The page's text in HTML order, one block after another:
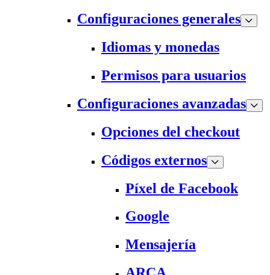
Configuraciones generales
Idiomas y monedas
Permisos para usuarios
Configuraciones avanzadas
Opciones del checkout
Códigos externos
Píxel de Facebook
Google
Mensajería